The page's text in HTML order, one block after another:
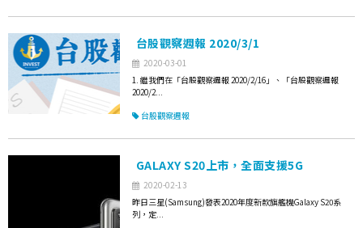
台股觀察週報 2020/3/1
2020-03-01
1. 繼我們在「台股觀察週報 2020/2/16」、「台股觀察週報
2020/2...
台股觀察週報
GALAXY S20上市，全面支援5G
2020-02-13
昨日三星(Samsung)發表2020年度新款旗艦機Galaxy S20系
列，定...